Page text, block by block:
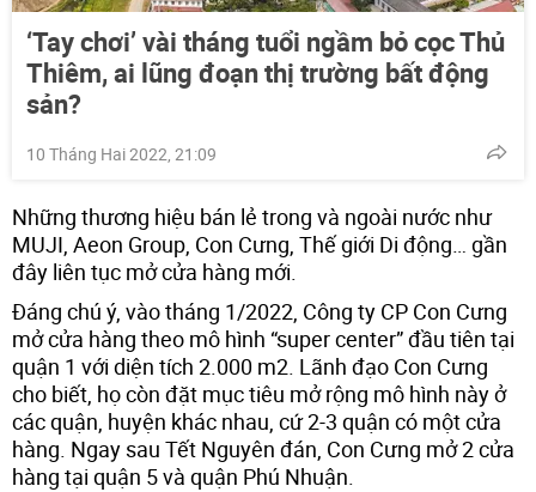
‘Tay chơi’ vài tháng tuổi ngầm bỏ cọc Thủ
Thiêm, ai lũng đoạn thị trường bất động
sản?
10 Tháng Hai 2022, 21:09
Những thương hiệu bán lẻ trong và ngoài nước như
MUJI, Aeon Group, Con Cưng, Thế giới Di động… gần
đây liên tục mở cửa hàng mới.
Đáng chú ý, vào tháng 1/2022, Công ty CP Con Cưng
mở cửa hàng theo mô hình “super center” đầu tiên tại
quận 1 với diện tích 2.000 m2. Lãnh đạo Con Cưng
cho biết, họ còn đặt mục tiêu mở rộng mô hình này ở
các quận, huyện khác nhau, cứ 2-3 quận có một cửa
hàng. Ngay sau Tết Nguyên đán, Con Cưng mở 2 cửa
hàng tại quận 5 và quận Phú Nhuận.